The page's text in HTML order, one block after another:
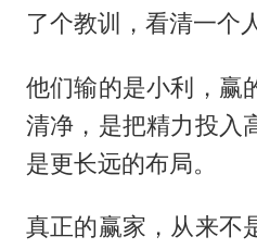
了个教训，看清一个人
他们输的是小利，赢
清净，是把精力投入
是更长远的布局。
真正的赢家，从来不